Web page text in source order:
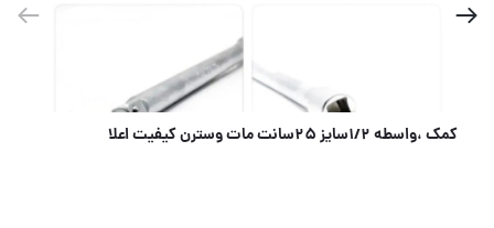
عرضه كننده انواع ميخكوب و ميخ نوارى * Vista *